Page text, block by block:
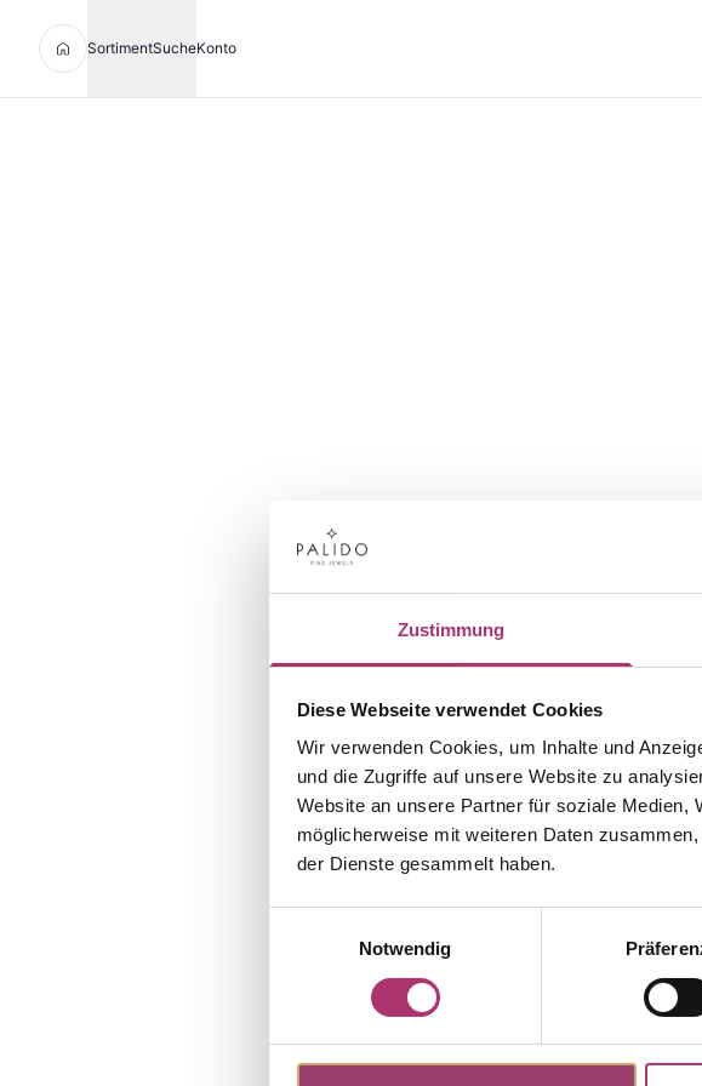
Zustimmung
Diese Webseite verwendet Cookies
Wir verwenden Cookies, um Inhalte und
und die Zugriffe auf unsere Website zu
Website an unsere Partner für soziale Medien,
möglicherweise mit weiteren Daten
der Dienste gesammelt haben.
Notwendig
SortimentSucheKonto
Weitere